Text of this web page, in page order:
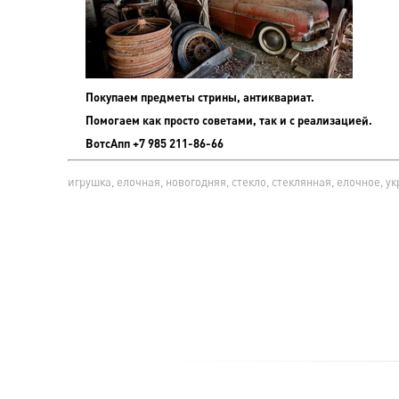
Покупаем предметы стрины, антиквариат.
Помогаем как просто советами, так и с реализацией.
ВотсАпп +7 985 211-86-66
игрушка, елочная, новогодняя, стекло, стеклянная, елочное,